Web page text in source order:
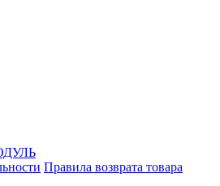
Правила возврата товара